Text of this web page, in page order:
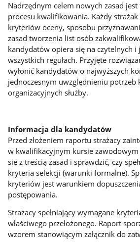
Nadrzędnym celem nowych zasad
procesu kwalifikowania. Każdy
kryteriów oceny, sposobu
zasad tworzenia list osób
kandydatów opiera się na czytelnych i
wszystkich regułach. Przyjęte
wyłonić kandydatów o najwyższych
jednoczesnym uwzględnieniu potrzeb
organizacyjnych służby.
Informacja dla kandydatów
Przed złożeniem raportu strażacy
w kwalifikacyjnym kursie
się z treścią zasad i sprawdzić, czy
kryteria selekcji (warunki formalne).
kryteriów jest warunkiem
postępowania.
Strażacy spełniający wymagane
właściwego przełożonego. Raport
wzorem stanowiącym załącznik do